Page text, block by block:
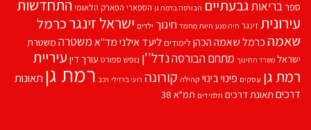
ספרבריאותגבעתיים הבורסה ברמת גן הספארי הפארק הלאומי התחדשות
עירוניתזינגר חיה מנע חיות מחמד חינוך ילדים ישראל זינגרכרמל
שאמה כרמל שאמה הכהן לימודים ליעד אילנימד''אמשטרה משטרת
ישראל משרד החינוך מתחם הבורסהנדל''ן נופש ספורט עורך דין עיריית
רמת גן עסקים פינוי בינוי קהילה קורונה רועי ברזילי רכב רמת גן תאונות
דרכים תאונת דרכים תלמידים תמ"א 38